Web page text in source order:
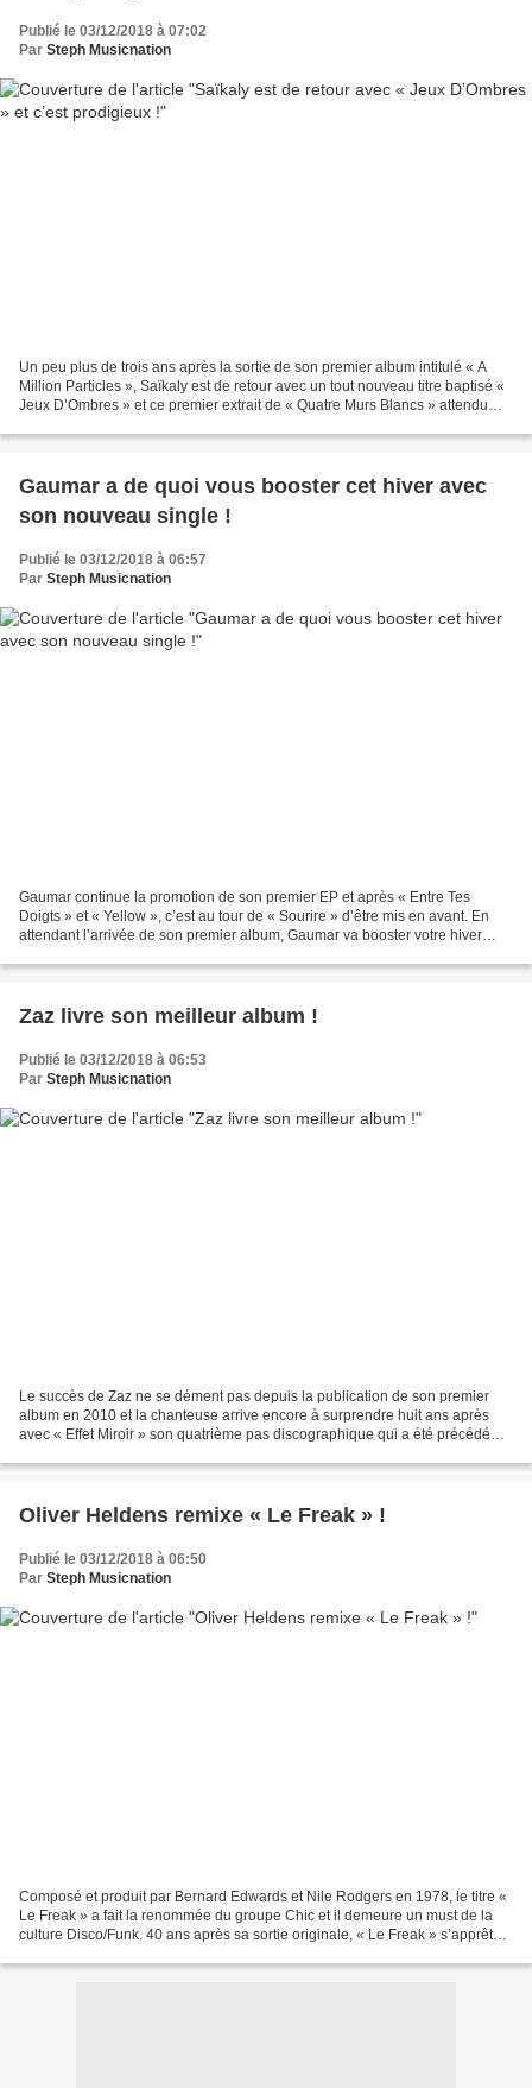
Publié le 03/12/2018 à 07:02
Par Steph Musicnation
Un peu plus de trois ans après la sortie de son premier album intitulé « A
Million Particles », Saïkaly est de retour avec un tout nouveau titre baptisé «
Jeux D’Ombres » et ce premier extrait de « Quatre Murs Blancs » attendu
Gaumar a de quoi vous booster cet hiver avec
son nouveau single !
Publié le 03/12/2018 à 06:57
Par Steph Musicnation
Gaumar continue la promotion de son premier EP et après « Entre Tes
Doigts » et « Yellow », c’est au tour de « Sourire » d’être mis en avant. En
attendant l’arrivée de son premier album, Gaumar va booster votre hiver
Zaz livre son meilleur album !
Publié le 03/12/2018 à 06:53
Par Steph Musicnation
Le succès de Zaz ne se dément pas depuis la publication de son premier
album en 2010 et la chanteuse arrive encore à surprendre huit ans après
avec « Effet Miroir » son quatrième pas discographique qui a été précédé
Oliver Heldens remixe « Le Freak » !
Publié le 03/12/2018 à 06:50
Par Steph Musicnation
Composé et produit par Bernard Edwards et Nile Rodgers en 1978, le titre «
Le Freak » a fait la renommée du groupe Chic et il demeure un must de la
culture Disco/Funk. 40 ans après sa sortie originale, « Le Freak » s’apprête à